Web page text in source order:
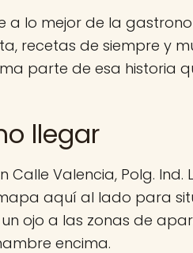
a lo mejor de la
recetas de siempre y
parte de esa historia
llegar
Calle Valencia, Polg. Ind.
mapa aquí al lado para
ojo a las zonas de
encima.